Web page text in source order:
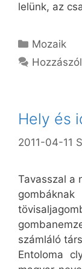
lelünk, az
Kategória
Mozaik
Hely és
2011-04-11
Tavasszal a
számláló
Entoloma